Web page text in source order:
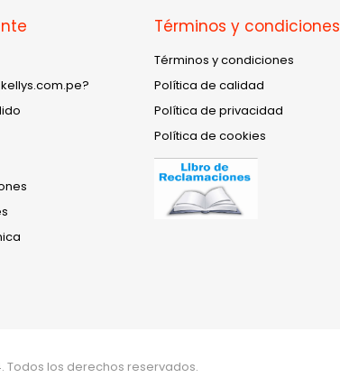
Términos y condiciones
Términos y condiciones
Política de calidad
Política de privacidad
Política de cookies
Todos los derechos reservados.